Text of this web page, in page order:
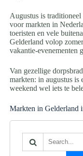
Augustus is traditioneel
voor markten in
toeristen en vele
Gelderland volop
vakantie-evenementen
Van gezellige
markten: in augustus is
weekend wel iets te
Markten in Gelderland